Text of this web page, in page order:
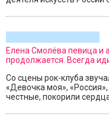
Елена Смолёва певица и
продолжается. Всегда
Со сцены рок-клуба
«Девочка моя»,
честные, покорили